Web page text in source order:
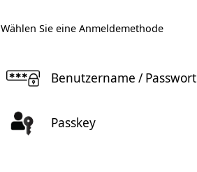
Wählen Sie eine Anmeldemethode
Benutzername / Passwort
Passkey